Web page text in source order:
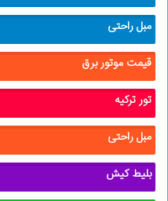
مبل راحتی
قیمت موتور برق
تور ترکیه
مبل راحتی
بلیط کیش